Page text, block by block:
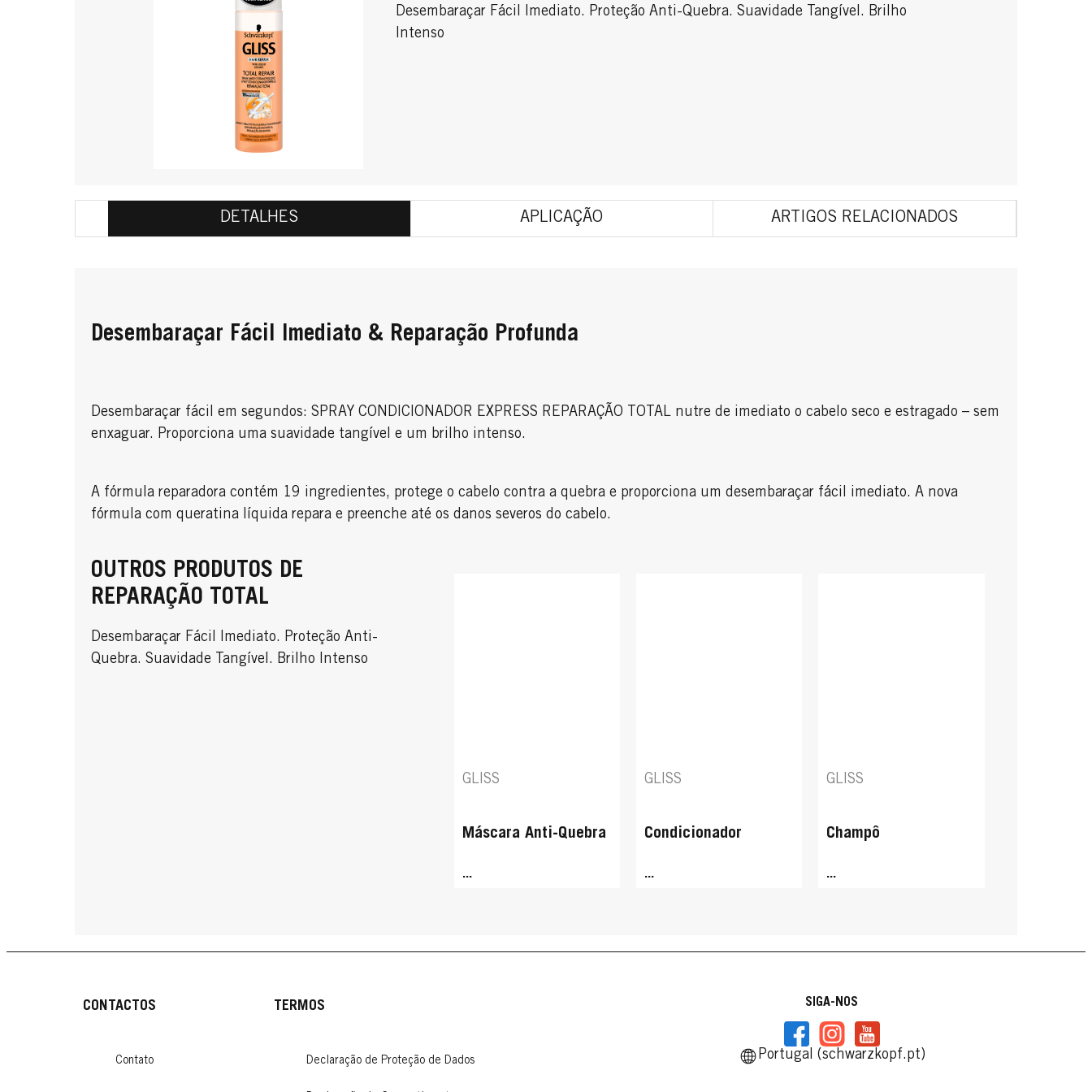
Desembaraçar Fácil Imediato. Proteção Anti-Quebra. Suavidade Tangível. Brilho
Intenso
DETALHES APLICAÇÃO ARTIGOS RELACIONADOS
Desembaraçar Fácil Imediato & Reparação Profunda
Desembaraçar fácil em segundos: SPRAY CONDICIONADOR EXPRESS REPARAÇÃO TOTAL nutre de imediato o cabelo seco e estragado – sem
enxaguar. Proporciona uma suavidade tangível e um brilho intenso.
A fórmula reparadora contém 19 ingredientes, protege o cabelo contra a quebra e proporciona um desembaraçar fácil imediato. A nova
fórmula com queratina líquida repara e preenche até os danos severos do cabelo.
OUTROS PRODUTOS DE
REPARAÇÃO TOTAL
Desembaraçar Fácil Imediato. Proteção Anti-
Quebra. Suavidade Tangível. Brilho Intenso
GLISS
Máscara Anti-Quebra
...
GLISS
Condicionador
...
GLISS
Champô
...
CONTACTOS
Contato
TERMOS
Declaração de Proteção de Dados
SIGA-NOS
Portugal (schwarzkopf.pt)